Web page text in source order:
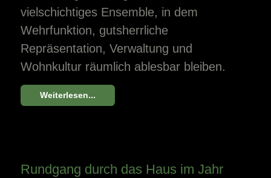
vielschichtiges Ensemble, in dem
Wehrfunktion, gutsherrliche
Repräsentation, Verwaltung und
Wohnkultur räumlich ablesbar bleiben.
Weiterlesen...
Rundgang durch das Haus im Jahr